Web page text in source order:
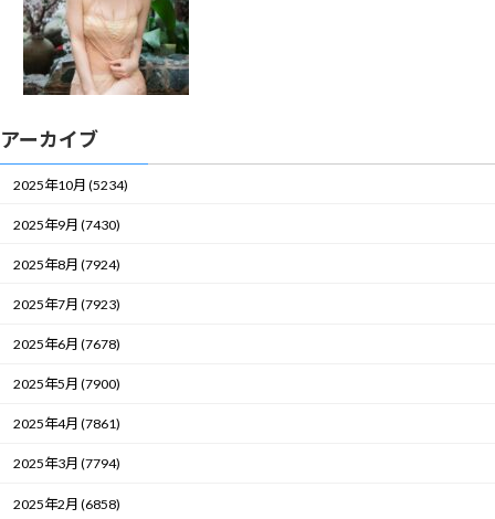
アーカイブ
2025年10月 (5234)
2025年9月 (7430)
2025年8月 (7924)
2025年7月 (7923)
2025年6月 (7678)
2025年5月 (7900)
2025年4月 (7861)
2025年3月 (7794)
2025年2月 (6858)